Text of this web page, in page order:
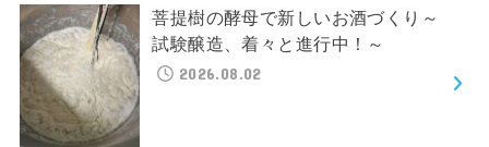
菩提樹の酵母で新しいお酒づくり～
試験醸造、着々と進行中！～
2026.08.02